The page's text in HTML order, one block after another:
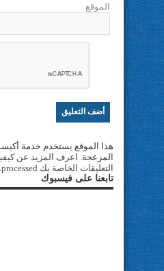
الموقع
هذا الموقع يستخدم خدمة
المزعجة.
اعرف المزيد عن
التعليقات الخاصة بك processed
تابعنا على فيسبوك